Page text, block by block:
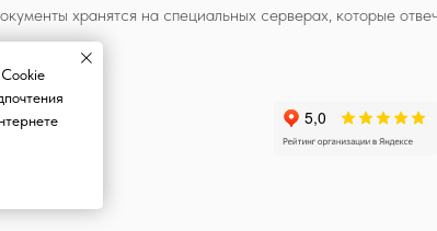
хранятся на специальных серверах, которые